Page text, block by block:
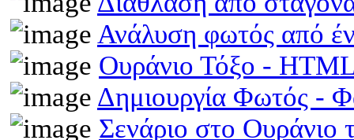
Ανάλυση φωτός από
Ουράνιο Τόξο -
Δημιουργία Φωτός -
Σενάριο στο Ουράνιο